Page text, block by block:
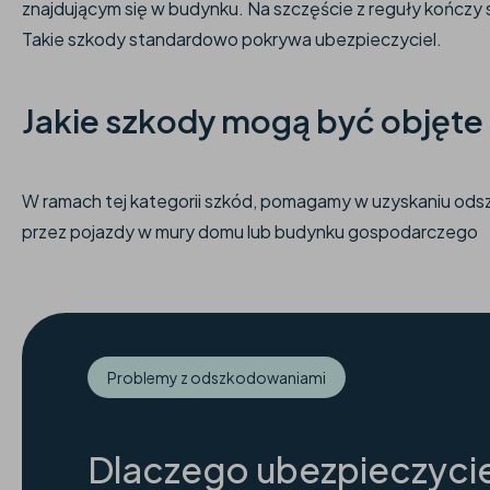
znajdującym się w budynku. Na szczęście z reguły
Takie szkody standardowo pokrywa ubezpieczyciel.
Jakie szkody mogą być
W ramach tej kategorii szkód, pomagamy w uzyskaniu
przez pojazdy w mury domu lub budynku gospodarczego
Problemy z odszkodowaniami
Dlaczego